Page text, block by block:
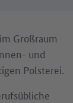
Großraum
und
Polsterei.